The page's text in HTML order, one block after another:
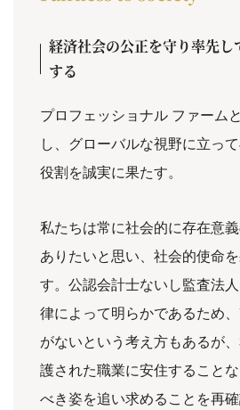
経済社会の公正を守り率先し
する
プロフェッショナル ファーム
し、グローバルな視野に立っ
役割を誠実に果たす。
私たちは常に社会的に存在意
ありたいと思い、社会的使命
す。公認会計士ないし監査法
律によって明らかであるため
がないという考え方もあるが
護された職業に安住すること
べき姿を追い求めることを再